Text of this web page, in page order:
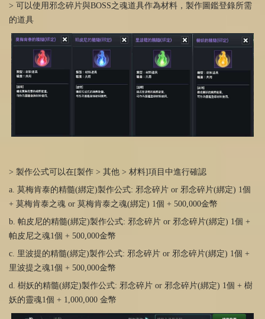
> 可以使用邪念碎片與BOSS之魂道具作為材料，製作圖鑑登錄所需
的道具
> 製作公式可以在[製作 > 其他 > 材料]項目中進行確認
a. 莫梅肯泰的精髓(綁定)製作公式: 邪念碎片 or 邪念碎片(綁定) 1個
+ 莫梅肯泰之魂 or 莫梅肯泰之魂(綁定) 1個 + 500,000金幣
b. 帕皮尼的精髓(綁定)製作公式: 邪念碎片 or 邪念碎片(綁定) 1個 +
帕皮尼之魂1個 + 500,000金幣
c. 里波提的精髓(綁定)製作公式: 邪念碎片 or 邪念碎片(綁定) 1個 +
里波提之魂1個 + 500,000金幣
d. 樹妖的精髓(綁定)製作公式: 邪念碎片 or 邪念碎片(綁定) 1個 + 樹
妖的靈魂1個 + 1,000,000 金幣